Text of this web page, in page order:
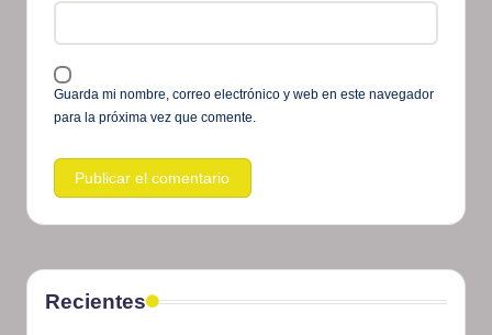
Guarda mi nombre, correo electrónico y web en este navegador
para la próxima vez que comente.
Recientes